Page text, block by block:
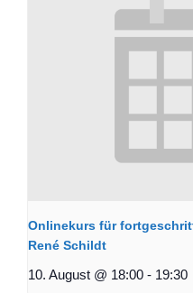
Onlinekurs für
René Schildt
10. August @ 18:00 - 19:30